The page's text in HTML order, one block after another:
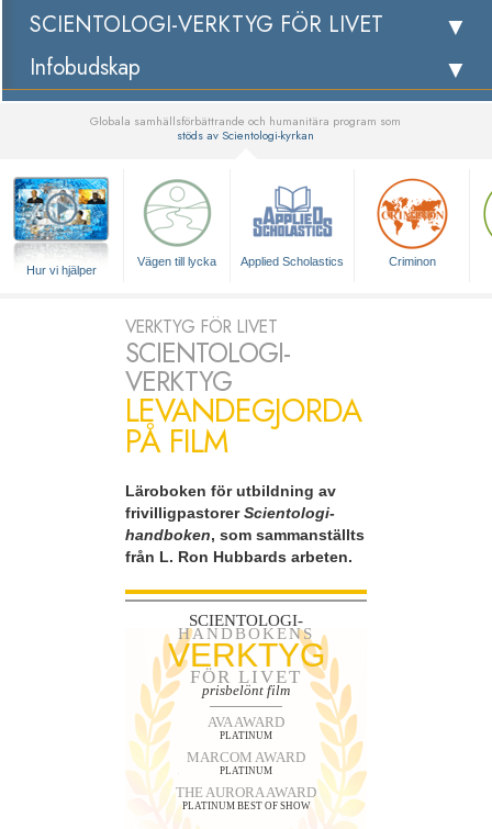
SCIENTOLOGI-VERKTYG FÖR LIVET
Infobudskap
Globala samhällsförbättrande och humanitära program som
stöds av Scientologi-kyrkan
Hur vi hjälper
Vägen till lycka Applied Scholastics Criminon
VERKTYG FÖR LIVET
SCIENTOLOGI-
VERKTYG
LEVANDEGJORDA
PÅ FILM
Läroboken för utbildning av
frivilligpastorerScientologi-
handboken, som sammanställts
från L. Ron Hubbards arbeten.
SCIENTOLOGI-
HANDBOKENS
VERKTYG
FÖR LIVET
prisbelönt film
AVA AWARD
PLATINUM
MARCOM AWARD
PLATINUM
THE AURORA AWARD
PLATINUM BEST OF SHOW